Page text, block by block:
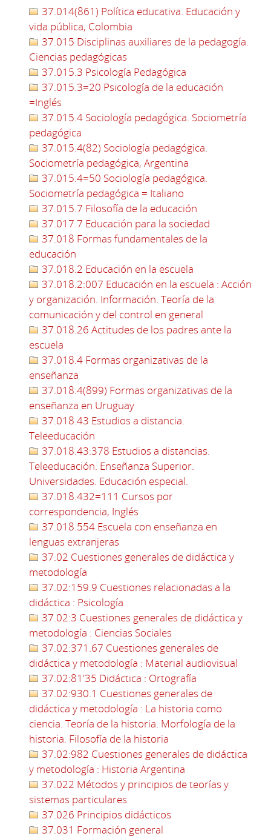
37.014(861) Política educativa. Educación y
vida pública, Colombia
37.015 Disciplinas auxiliares de la pedagogía.
Ciencias pedagógicas
37.015.3 Psicología Pedagógica
37.015.3=20 Psicología de la educación
=Inglés
37.015.4 Sociología pedagógica. Sociometría
pedagógica
37.015.4(82) Sociología pedagógica.
Sociometría pedagógica, Argentina
37.015.4=50 Sociología pedagógica.
Sociometría pedagógica = Italiano
37.015.7 Filosofía de la educación
37.017.7 Educación para la sociedad
37.018 Formas fundamentales de la
educación
37.018.2 Educación en la escuela
37.018.2:007 Educación en la escuela : Acción
y organización. Información. Teoría de la
comunicación y del control en general
37.018.26 Actitudes de los padres ante la
escuela
37.018.4 Formas organizativas de la
enseñanza
37.018.4(899) Formas organizativas de la
enseñanza en Uruguay
37.018.43 Estudios a distancia.
Teleeducación
37.018.43:378 Estudios a distancias.
Teleeducación. Enseñanza Superior.
Universidades. Educación especial.
37.018.432=111 Cursos por
correspondencia, Inglés
37.018.554 Escuela con enseñanza en
lenguas extranjeras
37.02 Cuestiones generales de didáctica y
metodología
37.02:159.9 Cuestiones relacionadas a la
didáctica : Psicología
37.02:3 Cuestiones generales de didáctica y
metodología : Ciencias Sociales
37.02:371.67 Cuestiones generales de
didáctica y metodología : Material audiovisual
37.02:81'35 Didáctica : Ortografía
37.02:930.1 Cuestiones generales de
didáctica y metodología : La historia como
ciencia. Teoría de la historia. Morfología de la
historia. Filosofía de la historia
37.02:982 Cuestiones generales de didáctica
y metodología : Historia Argentina
37.022 Métodos y principios de teorías y
sistemas particulares
37.026 Principios didácticos
37.031 Formación general